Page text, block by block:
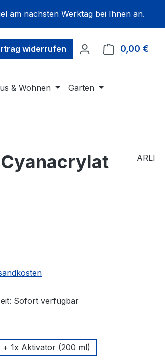
am nächsten Werktag bei Ihnen an.
widerrufen 0,00 €
& Wohnen
Garten
ARLI
Sofort verfügbar
1x Aktivator (200 ml)